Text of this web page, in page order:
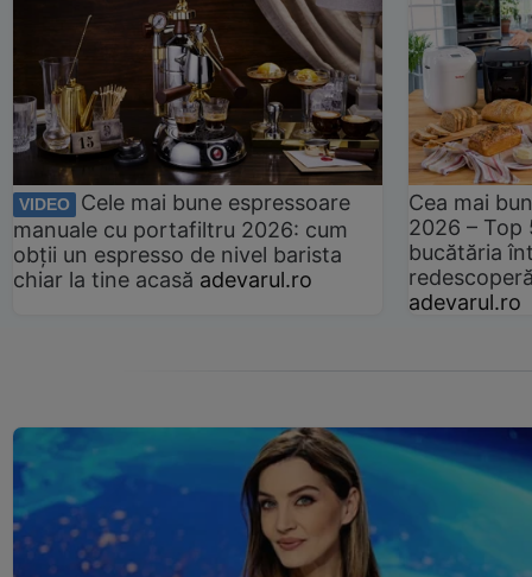
VIDEO
Cele mai bune espressoare
manuale cu portafiltru 2026: cum
obții un espresso de nivel barista
chiar la tine acasă adevarul.ro
Cea mai
2026 –
bucătăria
adevarul.ro